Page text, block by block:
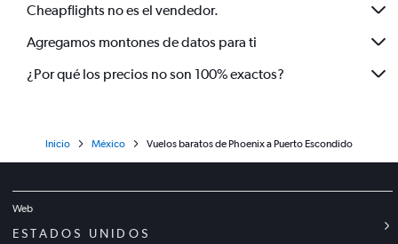
Cheapflights no es el vendedor.
Agregamos montones de datos para ti
¿Por qué los precios no son 100% exactos?
Inicio México Vuelos baratos de Phoenix a Puerto Escondido
Web
ESTADOS UNIDOS